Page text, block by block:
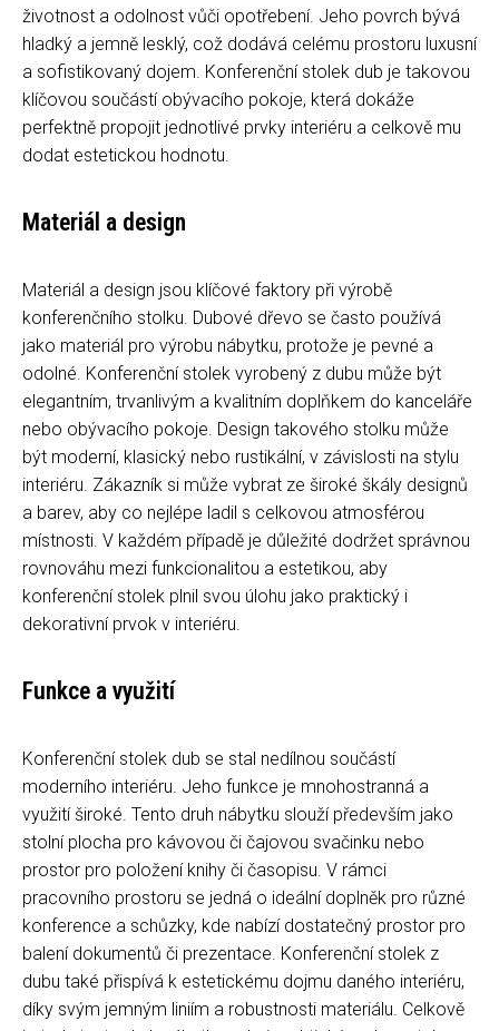
životnost a odolnost vůči opotřebení. Jeho povrch bývá
hladký a jemně lesklý, což dodává celému prostoru luxusní
a sofistikovaný dojem. Konferenční stolek dub je takovou
klíčovou součástí obývacího pokoje, která dokáže
perfektně propojit jednotlivé prvky interiéru a celkově mu
dodat estetickou hodnotu.
Materiál a design
Materiál a design jsou klíčové faktory při výrobě
konferenčního stolku. Dubové dřevo se často používá
jako materiál pro výrobu nábytku, protože je pevné a
odolné. Konferenční stolek vyrobený z dubu může být
elegantním, trvanlivým a kvalitním doplňkem do kanceláře
nebo obývacího pokoje. Design takového stolku může
být moderní, klasický nebo rustikální, v závislosti na stylu
interiéru. Zákazník si může vybrat ze široké škály designů
a barev, aby co nejlépe ladil s celkovou atmosférou
místnosti. V každém případě je důležité dodržet správnou
rovnováhu mezi funkcionalitou a estetikou, aby
konferenční stolek plnil svou úlohu jako praktický i
dekorativní prvok v interiéru.
Funkce a využití
Konferenční stolek dub se stal nedílnou součástí
moderního interiéru. Jeho funkce je mnohostranná a
využití široké. Tento druh nábytku slouží především jako
stolní plocha pro kávovou či čajovou svačinku nebo
prostor pro položení knihy či časopisu. V rámci
pracovního prostoru se jedná o ideální doplněk pro různé
konference a schůzky, kde nabízí dostatečný prostor pro
balení dokumentů či prezentace. Konferenční stolek z
dubu také přispívá k estetickému dojmu daného interiéru,
díky svým jemným liniím a robustnosti materiálu. Celkově